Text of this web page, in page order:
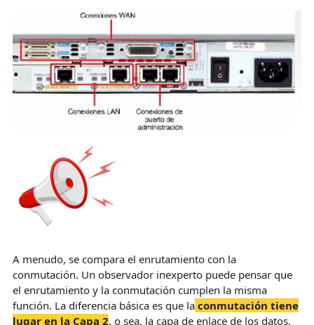
A menudo, se compara el enrutamiento con la
conmutación. Un observador inexperto puede pensar que
el enrutamiento y la conmutación cumplen la misma
función. La diferencia básica es que la conmutación tiene
lugar en la Capa 2, o sea, la capa de enlace de los datos,